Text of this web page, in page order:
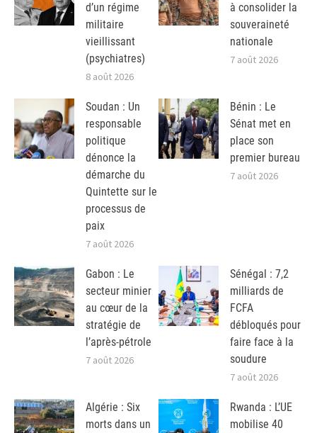
d’un régime
militaire
vieillissant
(psychiatres)
8 août 2026
à consolider la
souveraineté
nationale
7 août 2026
Soudan : Un
responsable
politique
dénonce la
démarche du
Quintette sur le
processus de
paix
7 août 2026
Bénin : Le
Sénat met en
place son
premier bureau
7 août 2026
Gabon : Le
secteur minier
au cœur de la
stratégie de
l’après-pétrole
7 août 2026
Sénégal : 7,2
milliards de
FCFA
débloqués pour
faire face à la
soudure
7 août 2026
Algérie : Six
morts dans un
Rwanda : L’UE
mobilise 40